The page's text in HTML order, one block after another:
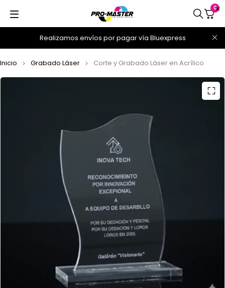
Realizamos envíos por pagar vía Bluexpress
0
Inicio Grabado Láser Corte y Grabado Láser en Acrílico